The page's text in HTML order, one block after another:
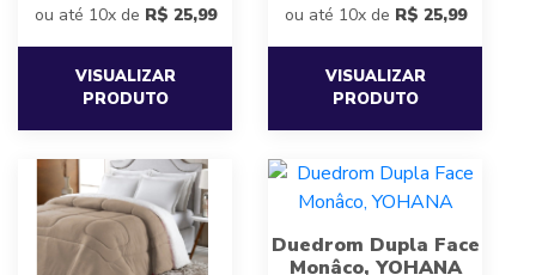
ou até 10x de R$ 25,99
VISUALIZAR
PRODUTO
ou até 10x de R$ 25,99
VISUALIZAR
PRODUTO
Duedrom Dupla Face
Monâco, YOHANA